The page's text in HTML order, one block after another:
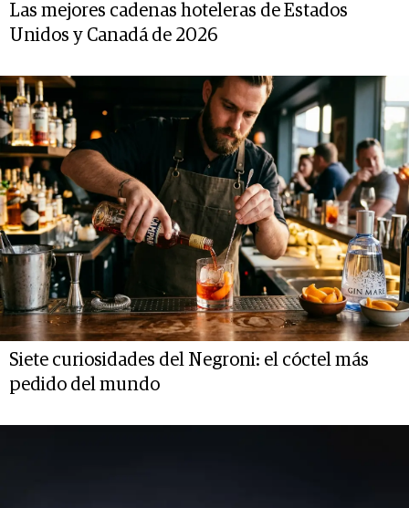
Las mejores cadenas hoteleras de Estados
Unidos y Canadá de 2026
Siete curiosidades del Negroni: el cóctel más
pedido del mundo